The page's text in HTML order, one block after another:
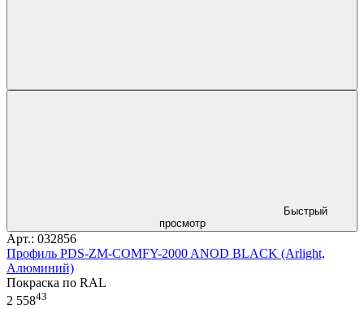
Быстрый
просмотр
Арт.: 032856
Профиль PDS-ZM-COMFY-2000 ANOD BLACK (Arlight,
Алюминий)
Покраска по RAL
2 55843